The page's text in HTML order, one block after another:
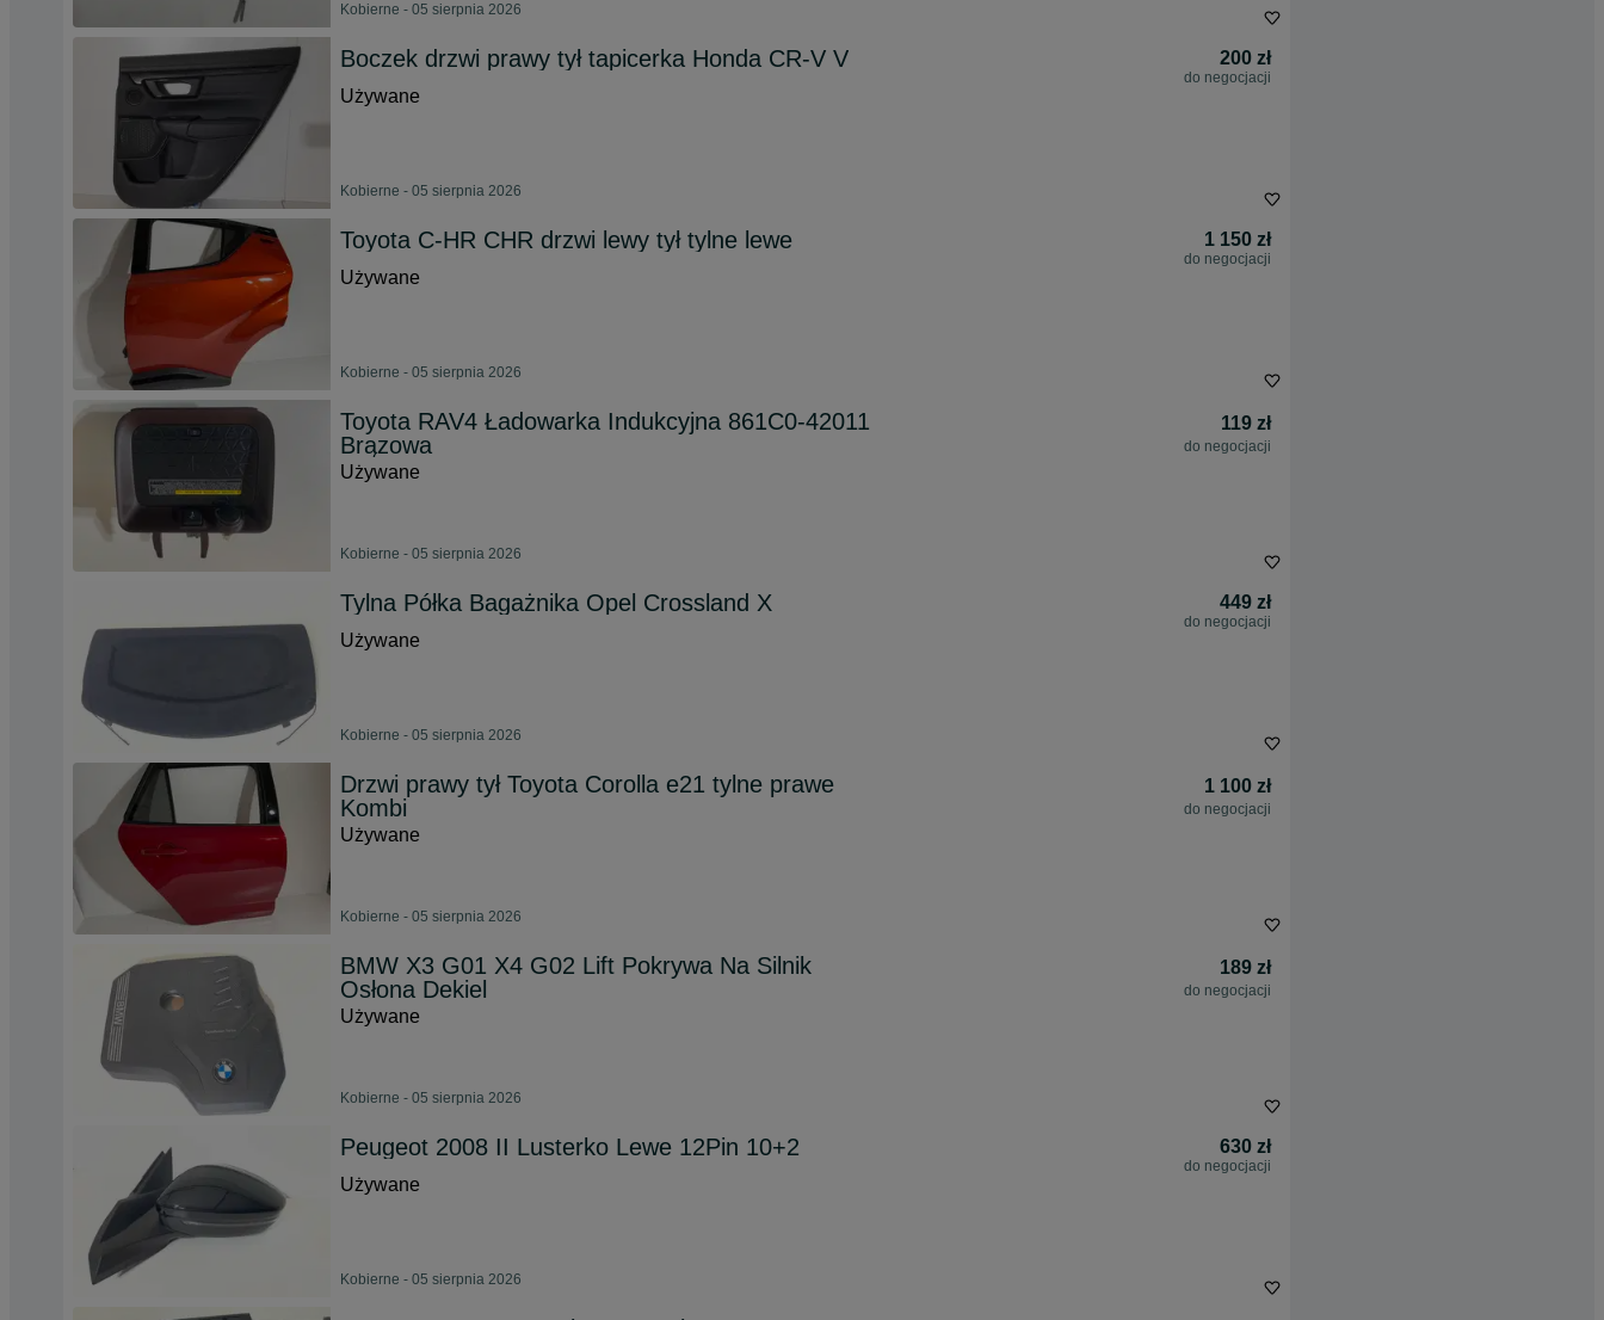
Kobierne - 05 sierpnia 2026
Boczek drzwi prawy tył tapicerka Honda CR-V V 200 zł
do negocjacji
Używane
Kobierne - 05 sierpnia 2026
Toyota C-HR CHR drzwi lewy tył tylne lewe 1 150 zł
do negocjacji
Używane
Kobierne - 05 sierpnia 2026
Toyota RAV4 Ładowarka Indukcyjna 861C0-42011
Brązowa
119 zł
do negocjacji
Używane
Kobierne - 05 sierpnia 2026
Tylna Półka Bagażnika Opel Crossland X 449 zł
do negocjacji
Używane
Kobierne - 05 sierpnia 2026
Drzwi prawy tył Toyota Corolla e21 tylne prawe
Kombi
1 100 zł
do negocjacji
Używane
Kobierne - 05 sierpnia 2026
BMW X3 G01 X4 G02 Lift Pokrywa Na Silnik
Osłona Dekiel
189 zł
do negocjacji
Używane
Kobierne - 05 sierpnia 2026
Peugeot 2008 II Lusterko Lewe 12Pin 10+2 630 zł
do negocjacji
Używane
Kobierne - 05 sierpnia 2026